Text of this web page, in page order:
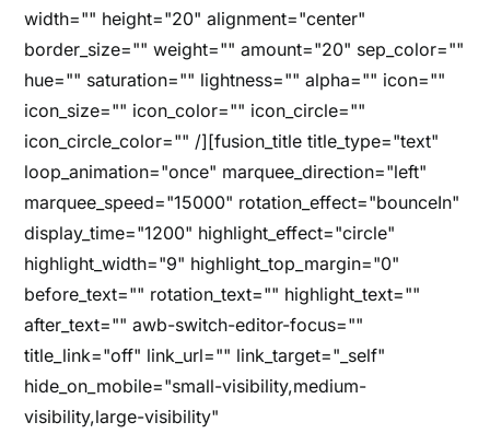
width="" height="20" alignment="center"
border_size="" weight="" amount="20" sep_color=""
hue="" saturation="" lightness="" alpha="" icon=""
icon_size="" icon_color="" icon_circle=""
icon_circle_color="" /][fusion_title title_type="text"
loop_animation="once" marquee_direction="left"
marquee_speed="15000" rotation_effect="bounceIn"
display_time="1200" highlight_effect="circle"
highlight_width="9" highlight_top_margin="0"
before_text="" rotation_text="" highlight_text=""
after_text="" awb-switch-editor-focus=""
title_link="off" link_url="" link_target="_self"
hide_on_mobile="small-visibility,medium-
visibility,large-visibility"